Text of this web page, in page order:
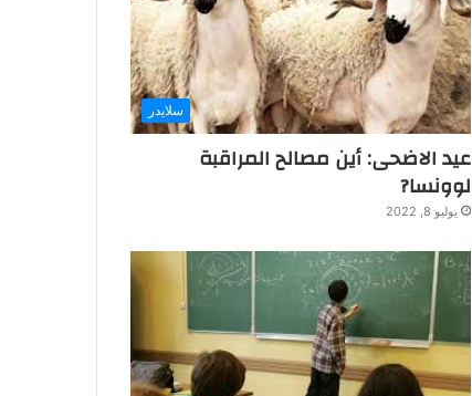
سلايدر
عيد الاضحى: أين مصالح المراقبة
لوونسا?
يوليو 8, 2022